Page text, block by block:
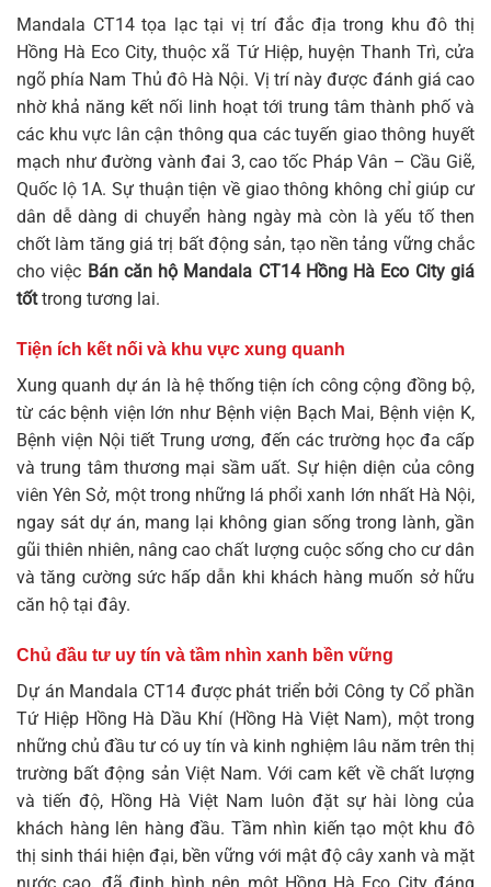
Mandala CT14 tọa lạc tại vị trí đắc địa trong khu đô thị
Hồng Hà Eco City, thuộc xã Tứ Hiệp, huyện Thanh Trì, cửa
ngõ phía Nam Thủ đô Hà Nội. Vị trí này được đánh giá cao
nhờ khả năng kết nối linh hoạt tới trung tâm thành phố và
các khu vực lân cận thông qua các tuyến giao thông huyết
mạch như đường vành đai 3, cao tốc Pháp Vân – Cầu Giẽ,
Quốc lộ 1A. Sự thuận tiện về giao thông không chỉ giúp cư
dân dễ dàng di chuyển hàng ngày mà còn là yếu tố then
chốt làm tăng giá trị bất động sản, tạo nền tảng vững chắc
cho việc Bán căn hộ Mandala CT14 Hồng Hà Eco City giá
tốttrong tương lai.
Tiện ích kết nối và khu vực xung quanh
Xung quanh dự án là hệ thống tiện ích công cộng đồng bộ,
từ các bệnh viện lớn như Bệnh viện Bạch Mai, Bệnh viện K,
Bệnh viện Nội tiết Trung ương, đến các trường học đa cấp
và trung tâm thương mại sầm uất. Sự hiện diện của công
viên Yên Sở, một trong những lá phổi xanh lớn nhất Hà Nội,
ngay sát dự án, mang lại không gian sống trong lành, gần
gũi thiên nhiên, nâng cao chất lượng cuộc sống cho cư dân
và tăng cường sức hấp dẫn khi khách hàng muốn sở hữu
căn hộ tại đây.
Chủ đầu tư uy tín và tầm nhìn xanh bền vững
Dự án Mandala CT14 được phát triển bởi Công ty Cổ phần
Tứ Hiệp Hồng Hà Dầu Khí (Hồng Hà Việt Nam), một trong
những chủ đầu tư có uy tín và kinh nghiệm lâu năm trên thị
trường bất động sản Việt Nam. Với cam kết về chất lượng
và tiến độ, Hồng Hà Việt Nam luôn đặt sự hài lòng của
khách hàng lên hàng đầu. Tầm nhìn kiến tạo một khu đô
thị sinh thái hiện đại, bền vững với mật độ cây xanh và mặt